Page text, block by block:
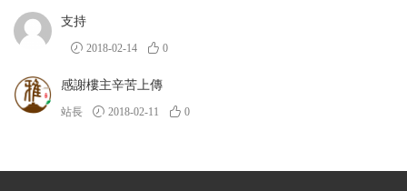
支持
2018-02-14 0
感謝樓主辛苦上傳
站長 2018-02-11 0